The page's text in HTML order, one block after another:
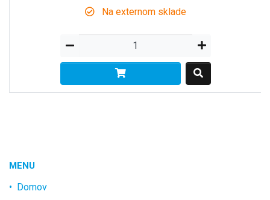
Na externom sklade
MENU
Domov